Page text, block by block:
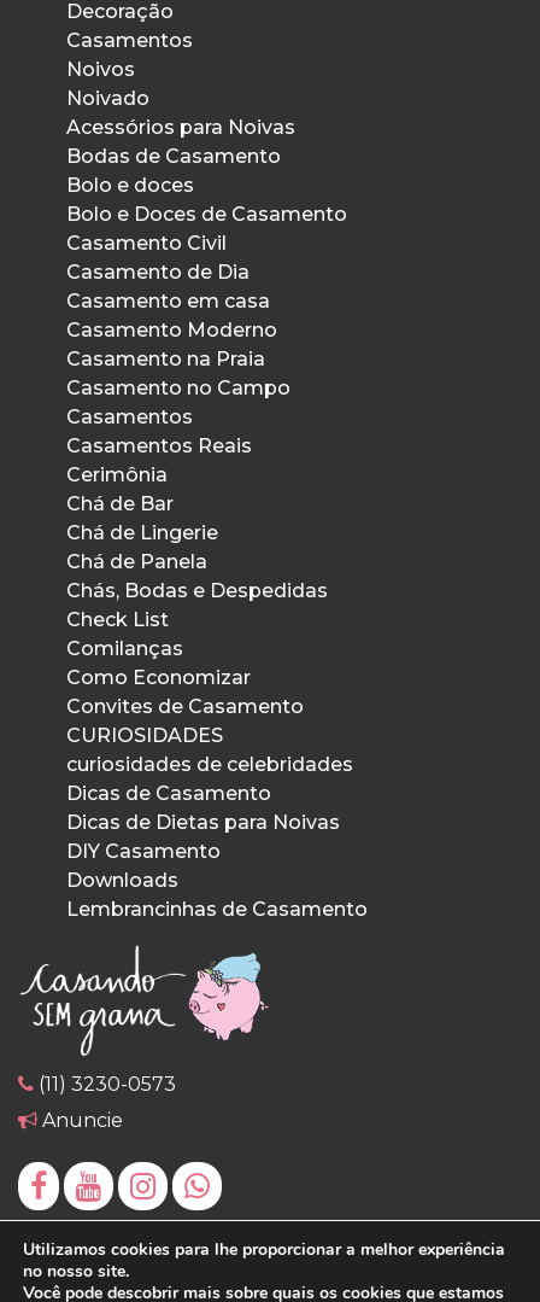
Decoração
Casamentos
Noivos
Noivado
Acessórios para Noivas
Bodas de Casamento
Bolo e doces
Bolo e Doces de Casamento
Casamento Civil
Casamento de Dia
Casamento em casa
Casamento Moderno
Casamento na Praia
Casamento no Campo
Casamentos
Casamentos Reais
Cerimônia
Chá de Bar
Chá de Lingerie
Chá de Panela
Chás, Bodas e Despedidas
Check List
Comilanças
Como Economizar
Convites de Casamento
CURIOSIDADES
curiosidades de celebridades
Dicas de Casamento
Dicas de Dietas para Noivas
DIY Casamento
Downloads
Lembrancinhas de Casamento
(11) 3230-0573
Anuncie
Utilizamos cookies para lhe proporcionar a melhor experiência
no nosso site.
Você pode descobrir mais sobre quais os cookies que estamos